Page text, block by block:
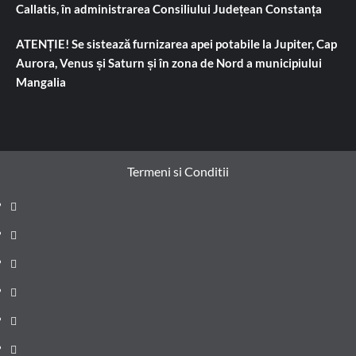
Callatis, în administrarea Consiliului Județean Constanța
ATENȚIE! Se sistează furnizarea apei potabile la Jupiter, Cap
Aurora, Venus și Saturn și în zona de Nord a municipiului
Mangalia
Termeni si Conditii
Prima
pagină
Știri
de
ultima
Administrație
locală
Actualitate
Justiție
Cultura